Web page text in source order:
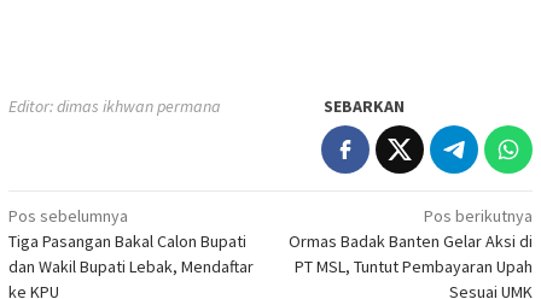
Editor: dimas ikhwan permana SEBARKAN
Navigasi
pos
Pos sebelumnya
Tiga Pasangan Bakal Calon Bupati
dan Wakil Bupati Lebak, Mendaftar
ke KPU
Pos berikutnya
Ormas Badak Banten Gelar Aksi di
PT MSL, Tuntut Pembayaran Upah
Sesuai UMK